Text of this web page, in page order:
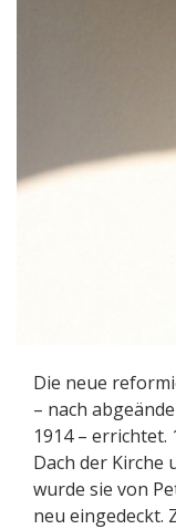
Die neue
– nach
1914 –
Dach der Kirche
wurde sie von
neu eingedeckt.